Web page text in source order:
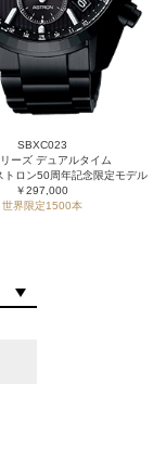
SBXC023
ーズ デュアルタイム
トロン50周年記念限定モデル
￥297,000
世界限定1500本